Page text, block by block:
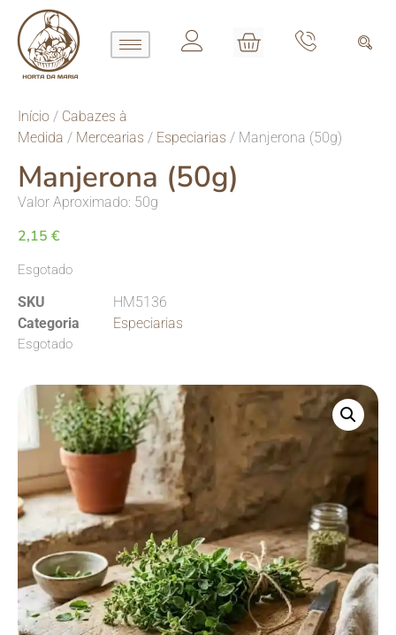
Início / Cabazes à
Medida / Mercearias / Especiarias / Manjerona (50g)
Manjerona (50g)
Valor Aproximado: 50g
2,15 €
Esgotado
SKU
HM5136
Categoria
Especiarias
Esgotado